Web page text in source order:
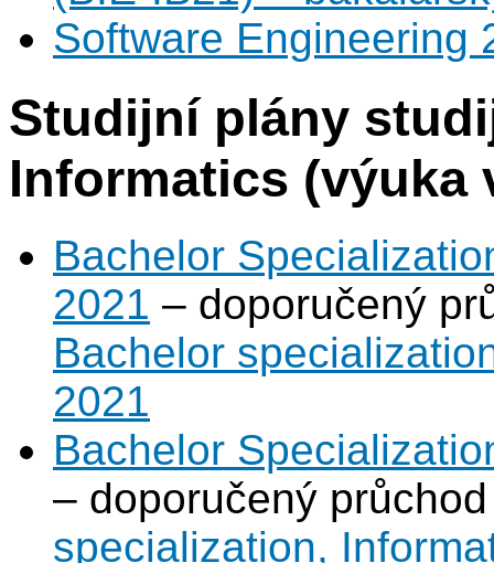
Software Engineering
Studijní plány
Informatics (výuka
Bachelor
2021 – doporučený
Bachelor
2021
Bachelor
– doporučený
specialization,